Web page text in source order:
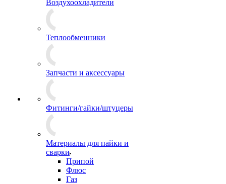
Воздухоохладители
Теплообменники
Запчасти и аксессуары
Фитинги/гайки/штуцеры
Материалы для пайки и
сварки
Припой
Флюс
Газ